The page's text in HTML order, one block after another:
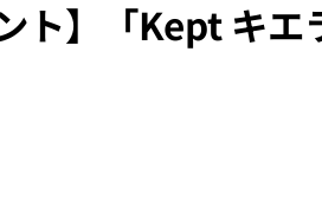
ト】「Kept キ